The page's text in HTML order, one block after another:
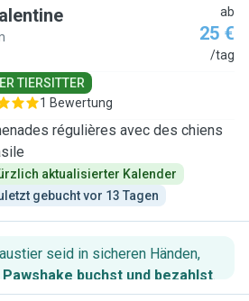
ab
25 €
/tag
TIERSITTER
1 Bewertung
régulières avec des chiens
aktualisierter Kalender
gebucht vor 13 Tagen
seid in sicheren Händen,
buchst und bezahlst.